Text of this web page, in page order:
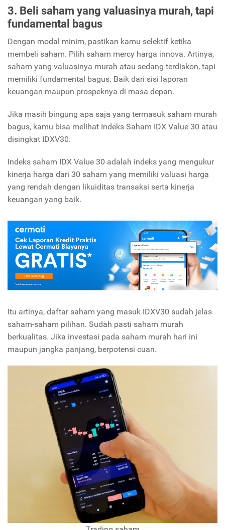
3. Beli saham yang valuasinya murah, tapi
fundamental bagus
Dengan modal minim, pastikan kamu selektif ketika
membeli saham. Pilih saham mercy harga innova. Artinya,
saham yang valuasinya murah atau sedang terdiskon, tapi
memiliki fundamental bagus. Baik dari sisi laporan
keuangan maupun prospeknya di masa depan.
Jika masih bingung apa saja yang termasuk saham murah
bagus, kamu bisa melihat Indeks Saham IDX Value 30 atau
disingkat IDXV30.
Indeks saham IDX Value 30 adalah indeks yang mengukur
kinerja harga dari 30 saham yang memiliki valuasi harga
yang rendah dengan likuiditas transaksi serta kinerja
keuangan yang baik.
Itu artinya, daftar saham yang masuk IDXV30 sudah jelas
saham-saham pilihan. Sudah pasti saham murah
berkualitas. Jika investasi pada saham murah hari ini
maupun jangka panjang, berpotensi cuan.